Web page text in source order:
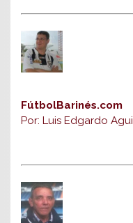
FútbolBarinés.com
Por: Luis Edgardo